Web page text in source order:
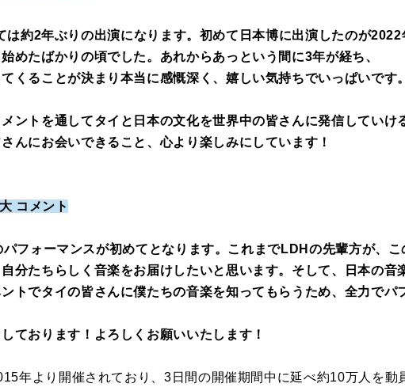
約2年ぶりの出演になります。初めて日本博に出演したのが
めたばかりの頃でした。あれからあっという間に3年が経ち、
くることが決まり本当に感慨深く、嬉しい気持ちでいっぱいです。
ントを通してタイと日本の文化を世界中の皆さんに発信していけ
んにお会いできること、心より楽しみにしています！
コメント
フォーマンスが初めてとなります。これまでLDHの先輩方が、こ
分たちらしく音楽をお届けしたいと思います。そして、日本の音
トでタイの皆さんに僕たちの音楽を知ってもらうため、全力でパ
ております！よろしくお願いいたします！
年より開催されており、3日間の開催期間中に延べ約10万人を動